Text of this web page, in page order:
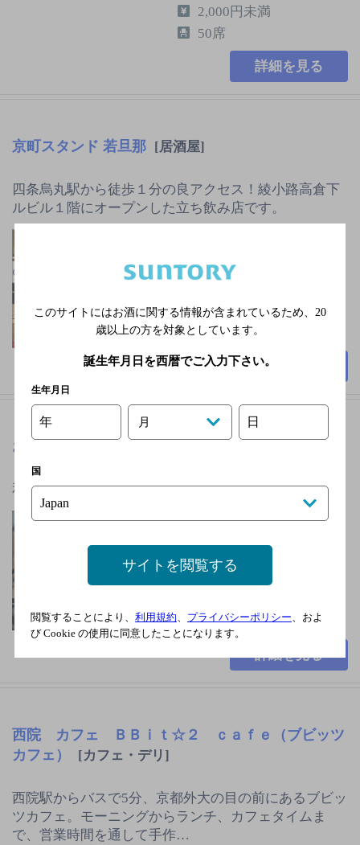
2,000円未満
50席
詳細を見る
京町スタンド 若旦那 [居酒屋]
四条烏丸駅から徒歩１分の良アクセス！綾小路高倉下
ルビル１階にオープンした立ち飲み店です。
月曜日
65席
詳細を見る
お食事処 わかたけ
和・洋・中の幅広いジャンルのお料理！
阪急京都線 長岡天神駅
岡京駅 徒歩13分
46席
詳細を見る
西院 カフェ ＢＢｉｔ☆２ ｃａｆｅ（ブビッツ
カフェ）
[カフェ・デリ]
西院駅からバスで5分、京都外大の目の前にあるブビッ
ツカフェ。モーニングからランチ、カフェタイムま
で、営業時間を通して手作…
このサイトにはお酒に関する情報が含まれているため、 20
歳以上の方を対象としています。
誕生年月日を西暦でご入力下さい。
生年月日
年 月 日
国
サイトを閲覧する
閲覧することにより、 利用規約、 プライバシーポリシー、およ
び Cookie の使用に同意したことになります。